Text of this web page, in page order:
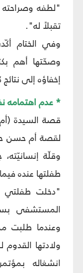
"لطفه
تقبلاً له".
وفي الختام
وصحّتها أهم
إخفاؤه إلى
* عدم اهتمامه
قصة السيدة (أم
لقصة أم حسن
وقلّة
طفلتها عنده
"دخلت طفلتي
المستشفى
وعندما طلبت
ولادتها
انشغاله